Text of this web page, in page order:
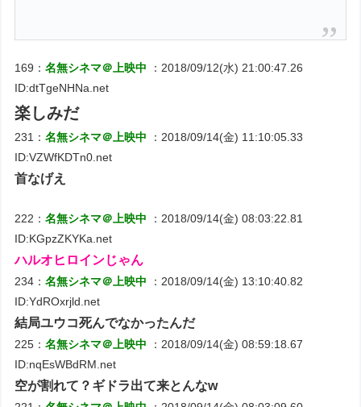
169：名無シネマ＠上映中
：2018/09/12(水) 21:00:47.26
ID:dtTgeNHNa.net
楽しみだ
231：名無シネマ＠上映中
：2018/09/14(金) 11:10:05.33
ID:VZWfKDTn0.net
首なげえ
222：名無シネマ＠上映中
：2018/09/14(金) 08:03:22.81
ID:KGpzZKYKa.net
ハルオヒロインじゃん
234：名無シネマ＠上映中
：2018/09/14(金) 13:10:40.82
ID:YdROxrjld.net
結局ユウコ死んでなかったんだ
225：名無シネマ＠上映中
：2018/09/14(金) 08:59:18.67
ID:nqEsWBdRM.net
空が割れて？ギドラ出て来とんなw